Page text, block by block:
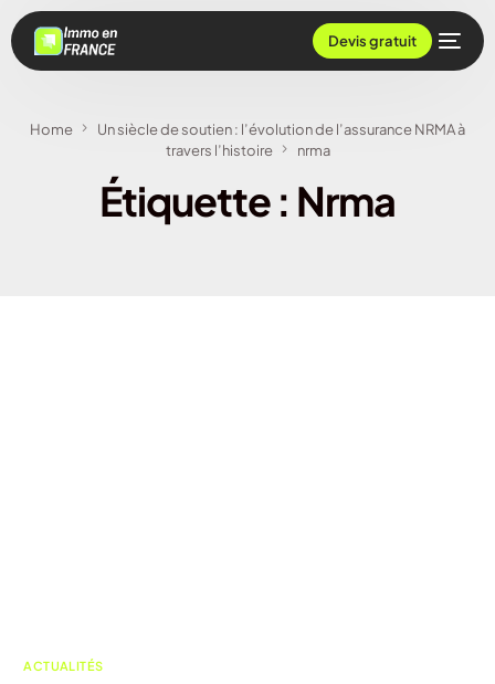
Devis gratuit
Home
Un siècle de soutien : l’évolution de l’assurance NRMA à
travers l’histoire
nrma
Étiquette : Nrma
ACTUALITÉS